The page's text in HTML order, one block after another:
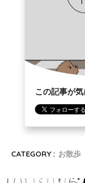
この記事が
CATEGORY : お散歩